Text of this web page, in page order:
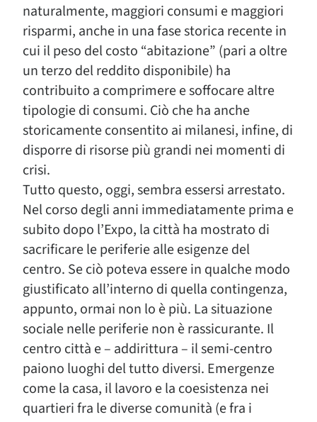
naturalmente, maggiori consumi e maggiori
risparmi, anche in una fase storica recente in
cui il peso del costo “abitazione” (pari a oltre
un terzo del reddito disponibile) ha
contribuito a comprimere e soffocare altre
tipologie di consumi. Ciò che ha anche
storicamente consentito ai milanesi, infine, di
disporre di risorse più grandi nei momenti di
crisi.
Tutto questo, oggi, sembra essersi arrestato.
Nel corso degli anni immediatamente prima e
subito dopo l’Expo, la città ha mostrato di
sacrificare le periferie alle esigenze del
centro. Se ciò poteva essere in qualche modo
giustificato all’interno di quella contingenza,
appunto, ormai non lo è più. La situazione
sociale nelle periferie non è rassicurante. Il
centro città e – addirittura – il semi-centro
paiono luoghi del tutto diversi. Emergenze
come la casa, il lavoro e la coesistenza nei
quartieri fra le diverse comunità (e fra i